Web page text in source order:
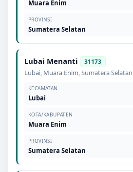
Muara Enim
PROVINSI
Sumatera Selatan
Lubai Menanti 31173
Lubai, Muara Enim,Sumatera Selatan
KECAMATAN
Lubai
KOTA/KABUPATEN
Muara Enim
PROVINSI
Sumatera Selatan